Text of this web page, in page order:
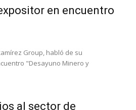
en encuentro
Group, habló de su
"Desayuno Minero y
al sector de